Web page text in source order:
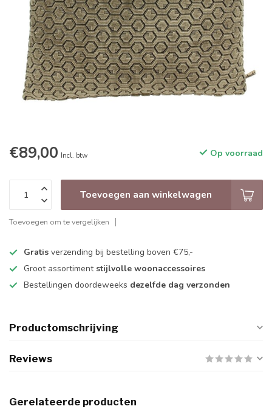
€89,00 Incl. btw Op voorraad
Toevoegen aan winkelwagen
Toevoegen om te vergelijken
Gratis verzending bij bestelling boven €75,-
Groot assortiment stijlvolle woonaccessoires
Bestellingen doordeweeks dezelfde dag verzonden
Productomschrijving
Reviews
Gerelateerde producten